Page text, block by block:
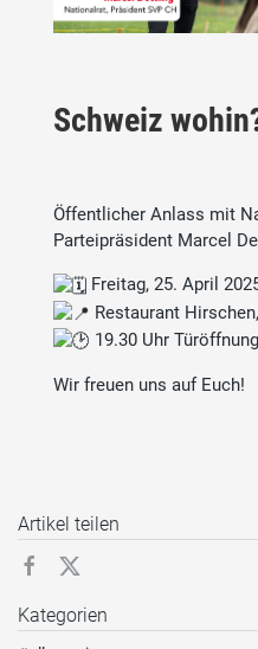
Schweiz
Öffentlicher Anlass mit
Parteipräsident Marcel
Freitag, 25. April
Restaurant
19.30 Uhr
Wir freuen uns auf Euch!
Artikel teilen
Kategorien